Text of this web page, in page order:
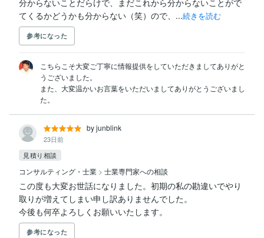
分からないことだらけで、まだこれから分からないことがで
てくるかどうかも分からない（笑）ので、...続きを読む
参考になった
こちらこそ大変ご丁寧に情報提供をしていただきましてありがと
うございました。
また、大変温かいお言葉をいただいましてありがとうございまし
た。
by junblink
23日前
見積り相談
コンサルティング・士業 > 士業専門家への相談
この度も大変お世話になりました。初期の私の勘違いでやり
取りが増えてしまい申し訳ありませんでした。
今後も何卒よろしくお願いいたします。
参考になった